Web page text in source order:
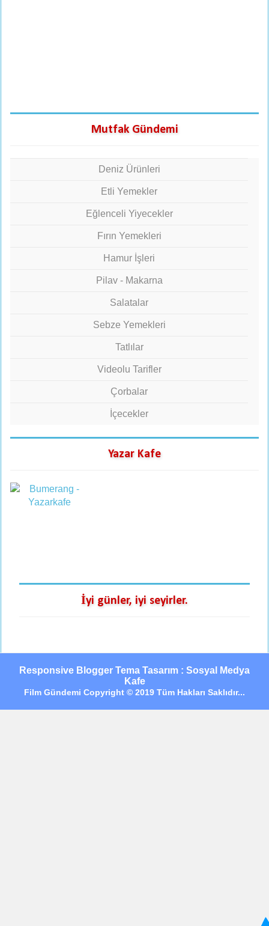
Mutfak Gündemi
Deniz Ürünleri
Etli Yemekler
Eğlenceli Yiyecekler
Fırın Yemekleri
Hamur İşleri
Pilav - Makarna
Salatalar
Sebze Yemekleri
Tatlılar
Videolu Tarifler
Çorbalar
İçecekler
Yazar Kafe
İyi günler, iyi seyirler.
Responsive Blogger Tema Tasarım : Sosyal Medya
Kafe
Film Gündemi Copyright © 2019 Tüm Hakları Saklıdır...